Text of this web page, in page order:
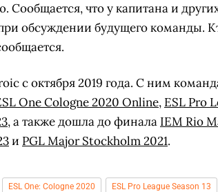
что у капитана и
обсуждении будущего команды.
с октября 2019 года. С ним
One Cologne 2020 Online, ESL Pro
, а также дошла до финала IEM Rio
и PGL Major Stockholm 2021.
ESL One: Cologne 2020 ESL Pro League Season 13